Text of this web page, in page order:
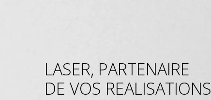
LASER, PARTENAIRE
DE VOS REALISATIONS